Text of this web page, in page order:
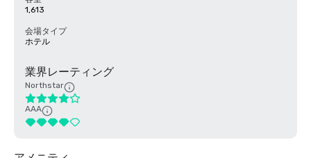
1,613
会場タイプ
ホテル
業界レーティング
Northstar
AAA